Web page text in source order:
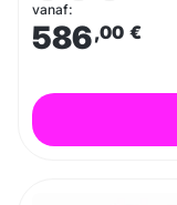
vanaf:
586,00 €